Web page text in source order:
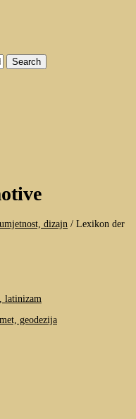
dizajn / Lexikon der
latinizam
geodezija